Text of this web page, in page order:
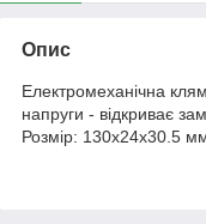
Опис
Електромеханічна
напруги - відкриває
Розмір: 130x24x30.5